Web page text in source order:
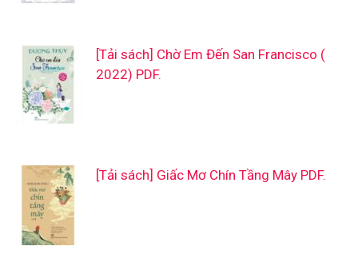
[Tải sách] Chờ Em Đến San Francisco (
2022) PDF.
[Tải sách] Giấc Mơ Chín Tầng Mây PDF.